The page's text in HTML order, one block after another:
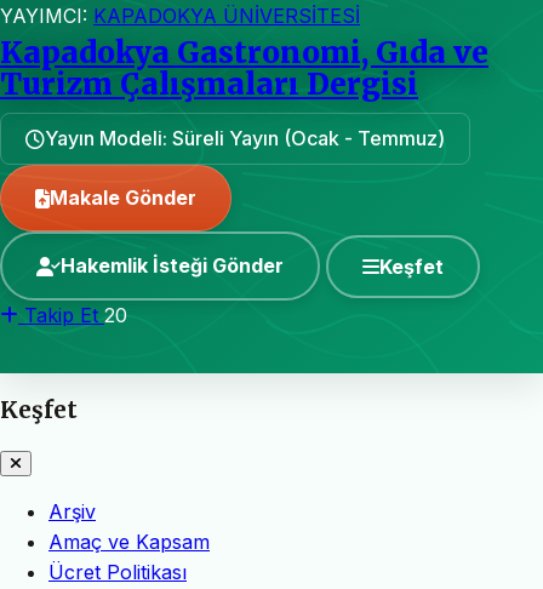
YAYIMCI: KAPADOKYA ÜNİVERSİTESİ
Kapadokya Gastronomi, Gıda ve
Turizm Çalışmaları Dergisi
Yayın Modeli: Süreli Yayın (Ocak - Temmuz)
Makale Gönder
Hakemlik İsteği Gönder Keşfet
Takip Et 20
Keşfet
Arşiv
Amaç ve Kapsam
Ücret Politikası